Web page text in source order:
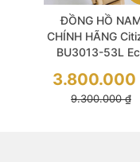
ĐỒNG HỒ
CHÍNH HÃNG
BU3013-53L
Case &
Steel For Men
9.300.000₫
3.800.000